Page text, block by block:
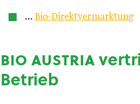
… Bio-Direktvermarktung
bio austria
Betrieb